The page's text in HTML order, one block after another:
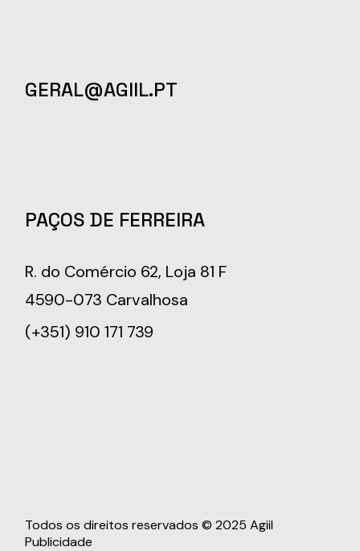
GERAL@AGIIL.PT
PAÇOS DE FERREIRA
R. do Comércio 62, Loja 81 F
4590-073 Carvalhosa
(+351) 910 171 739
Todos os direitos reservados © 2025Agiil
Publicidade